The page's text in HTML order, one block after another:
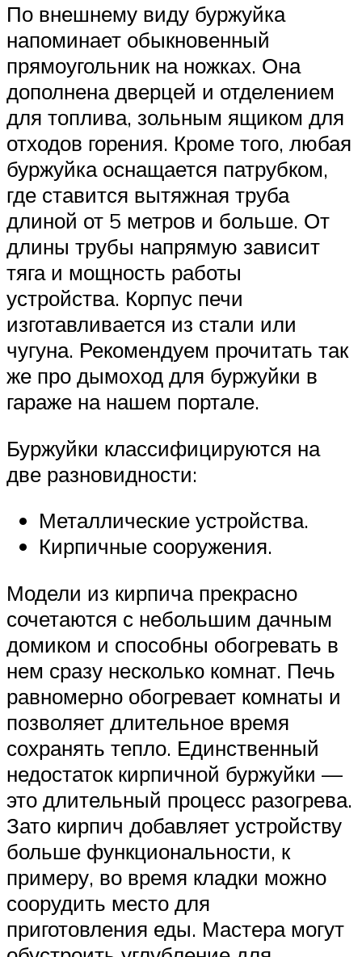
По внешнему виду буржуйка
напоминает обыкновенный
прямоугольник на ножках. Она
дополнена дверцей и отделением
для топлива, зольным ящиком для
отходов горения. Кроме того, любая
буржуйка оснащается патрубком,
где ставится вытяжная труба
длиной от 5 метров и больше. От
длины трубы напрямую зависит
тяга и мощность работы
устройства. Корпус печи
изготавливается из стали или
чугуна. Рекомендуем прочитать так
же про дымоход для буржуйки в
гараже на нашем портале.
Буржуйки классифицируются на
две разновидности:
Металлические устройства.
Кирпичные сооружения.
Модели из кирпича прекрасно
сочетаются с небольшим дачным
домиком и способны обогревать в
нем сразу несколько комнат. Печь
равномерно обогревает комнаты и
позволяет длительное время
сохранять тепло. Единственный
недостаток кирпичной буржуйки —
это длительный процесс разогрева.
Зато кирпич добавляет устройству
больше функциональности, к
примеру, во время кладки можно
соорудить место для
приготовления еды. Мастера могут